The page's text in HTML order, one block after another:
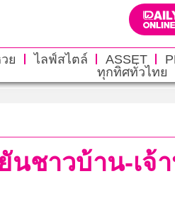
ย ไลฟ์สไตล์ ASSET
ทุกทิศทั่วไทย
ยันชาวบ้าน-เ